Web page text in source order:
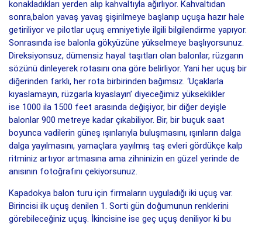
konakladıkları yerden alıp kahvaltıyla ağırlıyor. Kahvaltıdan
sonra,balon yavaş yavaş şişirilmeye başlanıp uçuşa hazır hale
getiriliyor ve pilotlar uçuş emniyetiyle ilgili bilgilendirme yapıyor.
Sonrasında ise balonla gökyüzüne yükselmeye başlıyorsunuz.
Direksiyonsuz, dümensiz hayal taşıtları olan balonlar, rüzgarın
sözünü dinleyerek rotasını ona göre belirliyor. Yani her uçuş bir
diğerinden farklı, her rota birbirinden bağımsız. ‘Uçaklarla
kıyaslamayın, rüzgarla kıyaslayın’ diyeceğimiz yükseklikler
ise 1000 ila 1500 feet arasında değişiyor, bir diğer deyişle
balonlar 900 metreye kadar çıkabiliyor. Bir, bir buçuk saat
boyunca vadilerin güneş ışınlarıyla buluşmasını, ışınların dalga
dalga yayılmasını, yamaçlara yayılmış taş evleri gördükçe kalp
ritminiz artıyor artmasına ama zihninizin en güzel yerinde de
anısının fotoğrafını çekiyorsunuz.
Kapadokya balon turu için firmaların uyguladığı iki uçuş var.
Birincisi ilk uçuş denilen 1. Sorti gün doğumunun renklerini
görebileceğiniz uçuş. İkincisine ise geç uçuş deniliyor ki bu